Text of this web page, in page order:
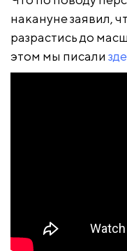
накануне заявил,
разрастись до
этом мы писали